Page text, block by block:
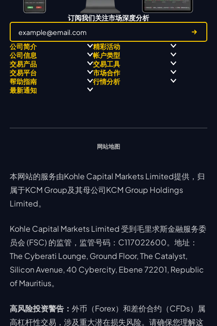
订阅我们关注市场深度分析
公司简介
关于
关于 KCM Group
三大优势
奖项和成就
精彩活动
职业高尔夫 x 飘移队
全球高尔夫锦标赛
公司信息
经营理念
公开信息与风险披露
公司新闻
视频库
帐户类型
ECN 账户
STP 账户
账户比较
交易产品
Forex
贵金属
能源
交易工具
交易平台
MetaTrader 4
MetaTrader 5
市场合作
帮助指南 行情分析
最新通知
网站地图
本网站的服务由Kohle Capital Markets Limited提供，归
属于KCM Group及其母公司KCM Group Holdings
Limited。
Kohle Capital Markets Limited 受到毛里求斯金融服务委
员会 (FSC) 的监管，监管号码：C117022600。地址：
The Cyberati Lounge, Ground Floor, The Catalyst,
Silicon Avenue, 40 Cybercity, Ebene 72201, Republic
of Mauritius。
高风险投资警告： 外币（Forex）和差价合约（CFDs）属
高杠杆性交易，涉及重大潜在损失风险。请确保您理解这